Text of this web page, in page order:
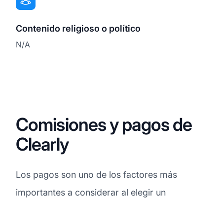
Contenido religioso o político
N/A
Comisiones y pagos de
Clearly
Los pagos son uno de los factores más
importantes a considerar al elegir un